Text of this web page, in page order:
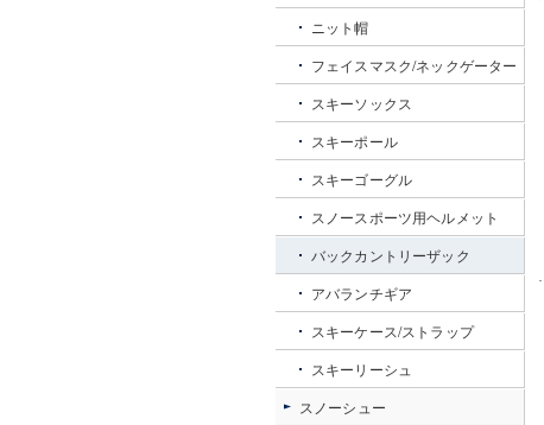
ニット帽
フェイスマスク/ネックゲーター
スキーソックス
スキーポール
スキーゴーグル
スノースポーツ用ヘルメット
バックカントリーザック
アバランチギア
スキーケース/ストラップ
スキーリーシュ
スノーシュー